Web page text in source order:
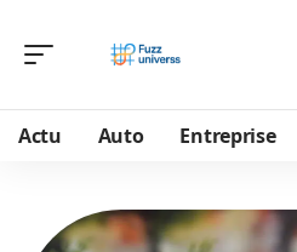
Actu Auto Entreprise